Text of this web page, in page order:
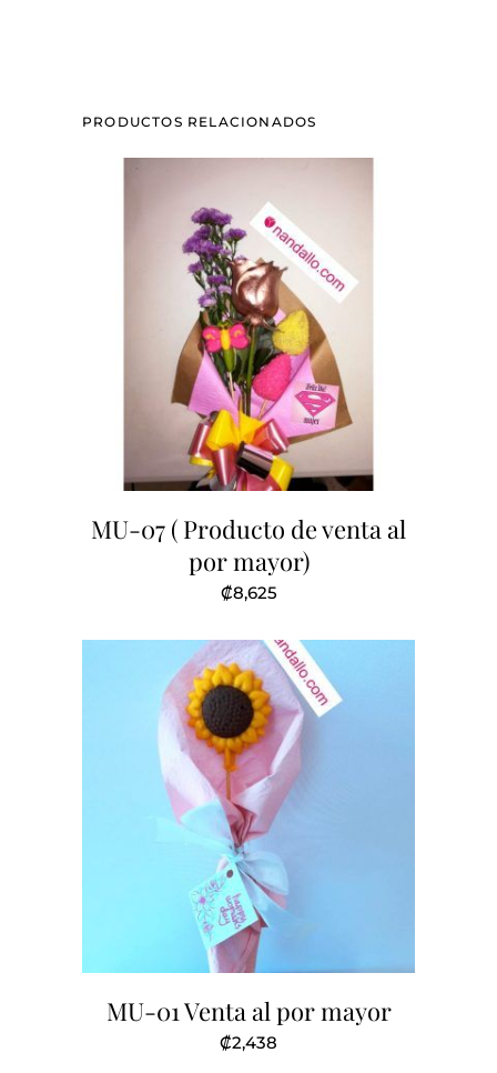
PRODUCTOS RELACIONADOS
MU-07 ( Producto de venta al
por mayor)
₡8,625
MU-01 Venta al por mayor
₡2,438